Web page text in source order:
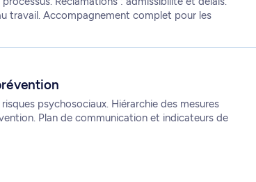
travail. Accompagnement complet pour les
psychosociaux. Hiérarchie des mesures
Plan de communication et indicateurs de